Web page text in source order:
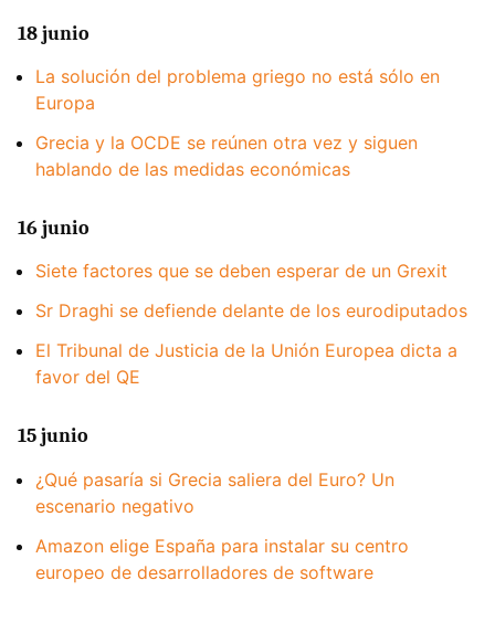
18 junio
La solución del problema griego no está sólo en
Europa
Grecia y la OCDE se reúnen otra vez y siguen
hablando de las medidas económicas
16 junio
Siete factores que se deben esperar de un Grexit
Sr Draghi se defiende delante de los eurodiputados
El Tribunal de Justicia de la Unión Europea dicta a
favor del QE
15 junio
¿Qué pasaría si Grecia saliera del Euro? Un
escenario negativo
Amazon elige España para instalar su centro
europeo de desarrolladores de software